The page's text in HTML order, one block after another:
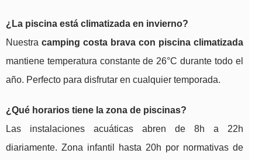
¿La piscina está climatizada en invierno?
Nuestra camping costa brava con piscina climatizada
mantiene temperatura constante de 26°C durante todo el
año. Perfecto para disfrutar en cualquier temporada.
¿Qué horarios tiene la zona de piscinas?
Las instalaciones acuáticas abren de 8h a 22h
diariamente. Zona infantil hasta 20h por normativas de